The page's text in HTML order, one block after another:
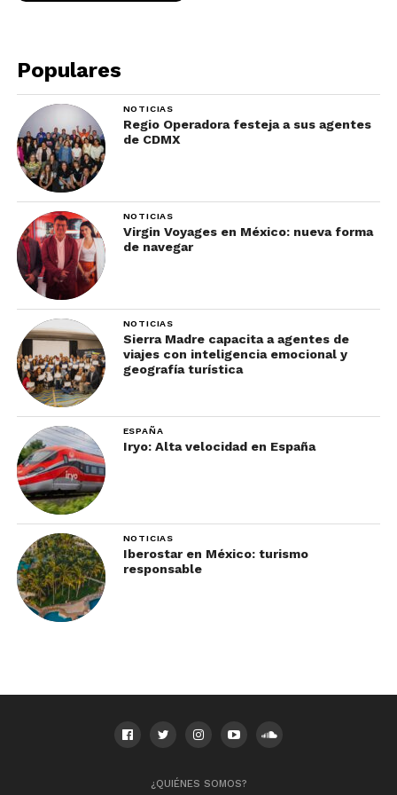
Trajineras ??️???? #mexico #cdmx
#xochimilco #colors
¡Visita más lugares y
conoce sus leyendas!
Populares
NOTICIAS
Regio Operadora festeja a sus agentes
de CDMX
NOTICIAS
Virgin Voyages en México: nueva forma
de navegar
NOTICIAS
Sierra Madre capacita a agentes de
viajes con inteligencia emocional y
geografía turística
ESPAÑA
Iryo: Alta velocidad en España
NOTICIAS
Iberostar en México: turismo
responsable
¿QUIÉNES SOMOS?